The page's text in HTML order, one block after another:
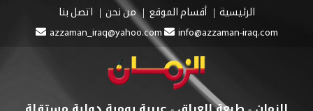
الرئيسية أقسام الموقع من نحن
اتصل بنا
azzaman_iraq@yahoo.com
info@azzaman-iraq.com